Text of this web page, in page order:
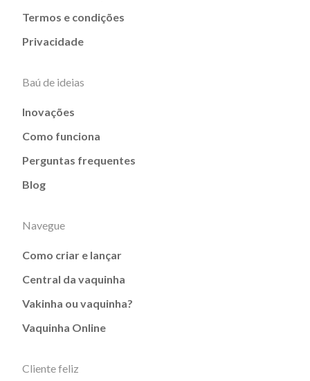
Termos e condições
Privacidade
Baú de ideias
Inovações
Como funciona
Perguntas frequentes
Blog
Navegue
Como criar e lançar
Central da vaquinha
Vakinha ou vaquinha?
Vaquinha Online
Cliente feliz